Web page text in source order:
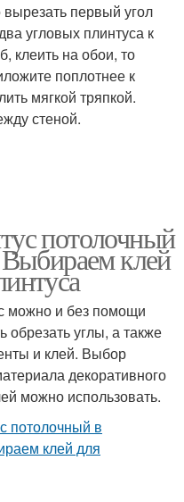
первый угол
угловых плинтуса к
клеить на обои, то
поплотнее к
мягкой тряпкой.
стеной.
потолочный
Выбираем клей
можно и без помощи
обрезать углы, а также
и клей. Выбор
декоративного
можно использовать.